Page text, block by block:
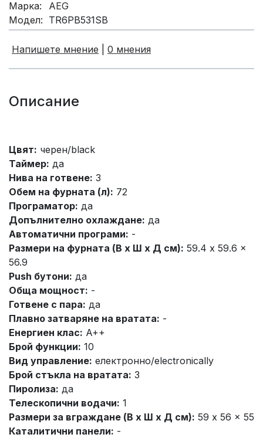
Марка:
AEG
Модел: TR6PB531SB
Напишете мнение 0 мнения
Описание
Цвят: черен/black
Таймер: да
Нива на готвене: 3
Обем на фурната (л): 72
Програматор: да
Допълнително охлаждане: да
Автоматични програми: -
Размери на фурната (В x Ш x Д см): 59.4 x 59.6 x
56.9
Push бутони: да
Обща мощност: -
Готвене с пара: да
Плавно затваряне на вратата: -
Енергиен клас: A++
Брой функции: 10
Вид управление: електронно/electronically
Брой стъкла на вратата: 3
Пиролиза: да
Телескопични водачи: 1
Размери за вграждане (В x Ш x Д см): 59 x 56 x 55
Каталитични панели: -